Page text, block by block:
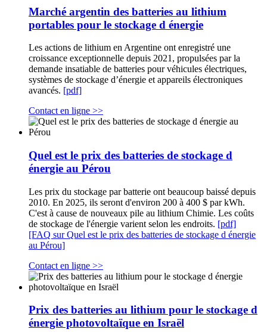
Marché argentin des batteries au lithium
portables pour le stockage d énergie
Les actions de lithium en Argentine ont enregistré une
croissance exceptionnelle depuis 2021, propulsées par la
demande insatiable de batteries pour véhicules électriques,
systèmes de stockage d’énergie et appareils électroniques
avancés. [pdf]
Contact en ligne >>
Quel est le prix des batteries de stockage d
énergie au Pérou
Les prix du stockage par batterie ont beaucoup baissé depuis
2010. En 2025, ils seront d'environ 200 à 400 $ par kWh.
C'est à cause de nouveaux pile au lithium Chimie. Les coûts
de stockage de l'énergie varient selon les endroits. [pdf]
[FAQ sur Quel est le prix des batteries de stockage d énergie
au Pérou]
Contact en ligne >>
Prix des batteries au lithium pour le stockage d
énergie photovoltaïque en Israël